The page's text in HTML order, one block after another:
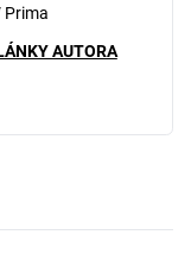
Prima
AUTORA